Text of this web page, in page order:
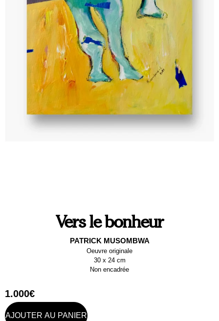
Vers le bonheur
PATRICK MUSOMBWA
Oeuvre originale
30 x 24 cm
Non encadrée
1.000€
AJOUTER AU PANIER